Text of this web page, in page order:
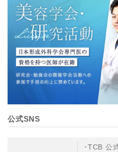
【個人情報の管理体制につい
TCBグループは、取り扱う
に蓄積・保管し、当該個人
失・破壊・改ざんおよび漏
つ適切な組織的・人的・物
ます。
【個人情報の共同利用につい
TCBグループは、【利用目的
得情報を共同して利用する
なお、共同利用にあたって
す。
一般社団法人メディカルアラ
公式SNS
TCB 公